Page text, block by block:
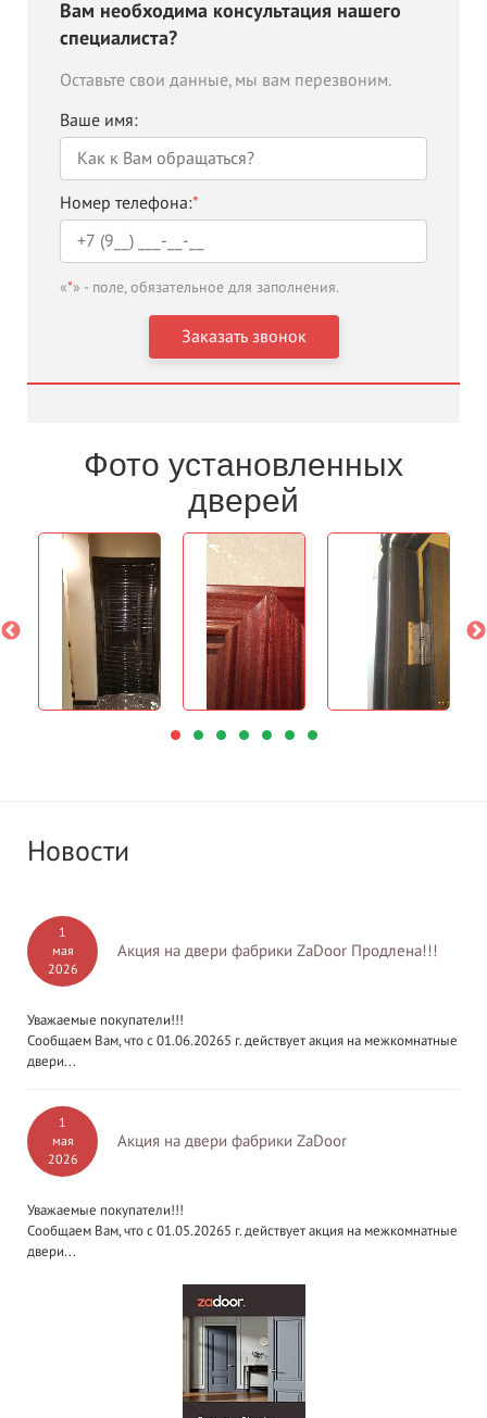
Вам необходима консультация нашего
специалиста?
Оставьте свои данные, мы вам перезвоним.
Ваше имя:
Номер телефона:*
«*» - поле, обязательное для заполнения.
Фото установленных
дверей
Новости
1
мая
2026
Акция на двери фабрики ZaDoor Продлена!!!
Уважаемые покупатели!!!
Сообщаем Вам, что с 01.06.20265 г. действует акция на межкомнатные
двери...
1
мая
2026
Акция на двери фабрики ZaDoor
Уважаемые покупатели!!!
Сообщаем Вам, что с 01.05.20265 г. действует акция на межкомнатные
двери...